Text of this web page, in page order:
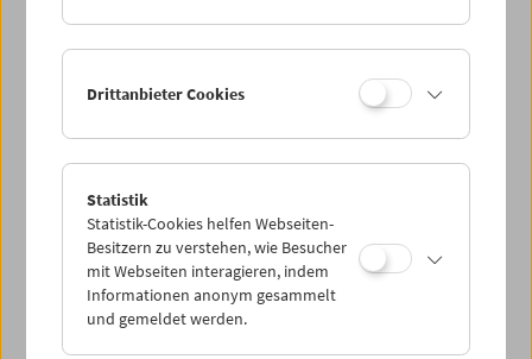
Ästhetik der Analyse
Kevin B. Lee – In person
Drittanbieter Cookies
Statistik
Statistik-Cookies helfen Webseiten-
Besitzern zu verstehen, wie Besucher
mit Webseiten interagieren, indem
Informationen anonym gesammelt
und gemeldet werden.